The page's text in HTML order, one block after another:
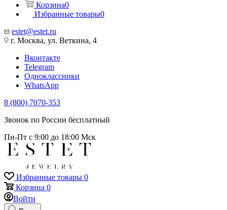
Корзина0
Избранные товары0
estet@estet.ru
г. Москва, ул. Веткина, 4
Вконтакте
Telegram
Одноклассники
WhatsApp
8 (800) 7070-353
Звонок по России бесплатный
Пн-Пт с 9:00 до 18:00 Мск
Избранные товары 0
Корзина 0
Войти